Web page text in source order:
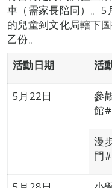
車（需家長陪同）。
的兒童到文化局轄下
乙份。
活動日期
活
5月22日
參
館#
漫
門#